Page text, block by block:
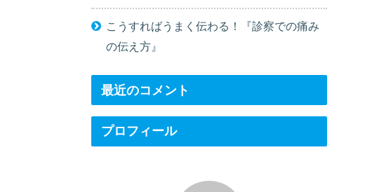
こうすればうまく伝わる！『診察での痛み
の伝え方』
最近のコメント
プロフィール